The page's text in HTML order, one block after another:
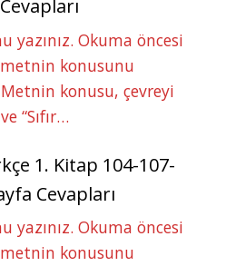
yazınız. Okuma öncesi
konusunu
Metnin konusu, çevreyi
“Sıfır…
1. Kitap 104-107-
Cevapları
yazınız. Okuma öncesi
konusunu